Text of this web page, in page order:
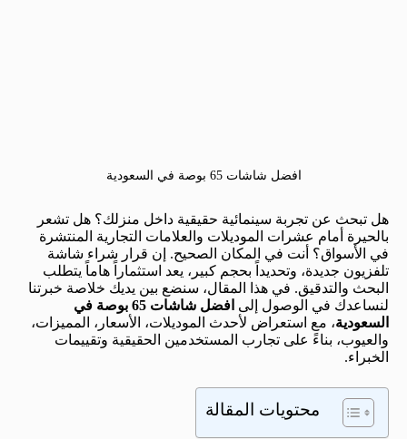
افضل شاشات 65 بوصة في السعودية
هل تبحث عن تجربة سينمائية حقيقية داخل منزلك؟ هل تشعر
بالحيرة أمام عشرات الموديلات والعلامات التجارية المنتشرة
في الأسواق؟ أنت في المكان الصحيح. إن قرار شراء شاشة
تلفزيون جديدة، وتحديداً بحجم كبير، يعد استثماراً هاماً يتطلب
البحث والتدقيق. في هذا المقال، سنضع بين يديك خلاصة خبرتنا
لنساعدك في الوصول إلى
افضل شاشات 65 بوصة في
السعودية، مع استعراض لأحدث الموديلات، الأسعار، المميزات،
والعيوب، بناءً على تجارب المستخدمين الحقيقية وتقييمات
الخبراء.
محتويات المقالة